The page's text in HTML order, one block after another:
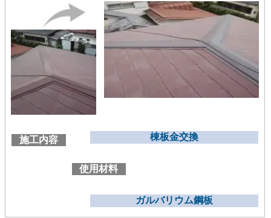
施工内容 棟板金交換
使用材料
ガルバリウム鋼板